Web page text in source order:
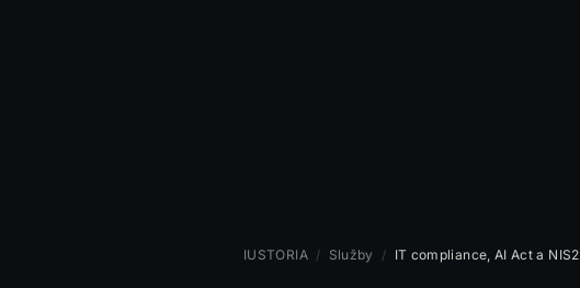
IUSTORIA / Služby / IT compliance, AI Act a NIS2